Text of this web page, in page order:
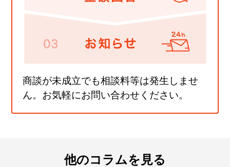
商談が未成立でも相談料等は発生しませ
ん。お気軽にお問い合わせください。
他のコラムを見る